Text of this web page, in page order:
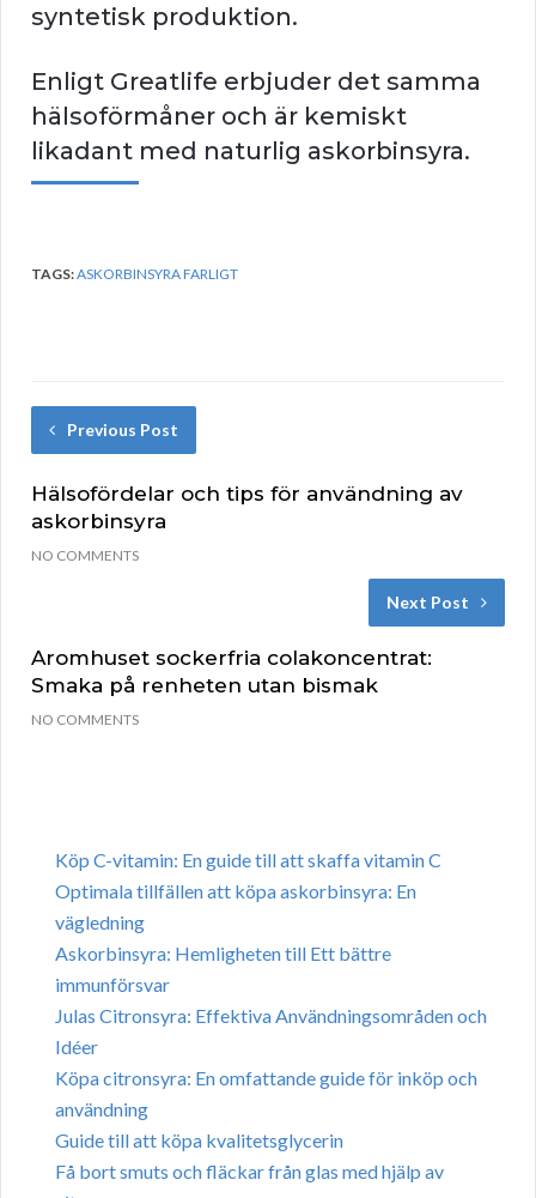
syntetisk produktion.
Enligt Greatlife erbjuder det samma
hälsoförmåner och är kemiskt
likadant med naturlig askorbinsyra.
TAGS:ASKORBINSYRA FARLIGT
Previous Post
Hälsofördelar och tips för användning av
askorbinsyra
NO COMMENTS
Next Post
Aromhuset sockerfria colakoncentrat:
Smaka på renheten utan bismak
NO COMMENTS
Köp C-vitamin: En guide till att skaffa vitamin C
Optimala tillfällen att köpa askorbinsyra: En
vägledning
Askorbinsyra: Hemligheten till Ett bättre
immunförsvar
Julas Citronsyra: Effektiva Användningsområden och
Idéer
Köpa citronsyra: En omfattande guide för inköp och
användning
Guide till att köpa kvalitetsglycerin
Få bort smuts och fläckar från glas med hjälp av